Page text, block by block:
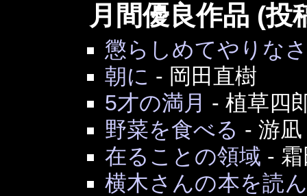
月間優良作品 (投
懲らしめてやりな
朝に - 岡田直樹
5才の満月 - 植草四
野菜を食べる - 游凪
在ることの領域 -
横木さんの本を読